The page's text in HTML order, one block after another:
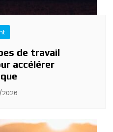
de travail
accélérer